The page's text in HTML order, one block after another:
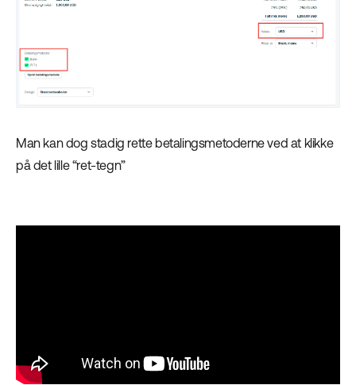
Man kan dog stadig rette betalingsmetoderne ved at klikke
på det lille “ret-tegn”